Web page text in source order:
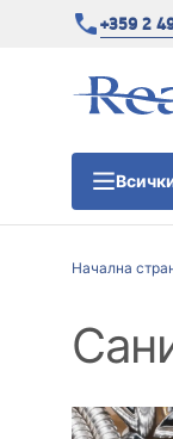
+359 2
Душ
Душ
Начална